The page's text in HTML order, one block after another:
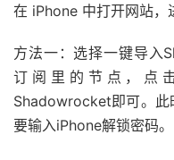
在 iPhone 中打开网站，
方法一：选择一键导入
订阅里的节点，点
Shadowrocket即可。此
要输入iPhone解锁密码。